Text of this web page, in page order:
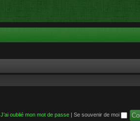
J’ai oublié mon mot de passe Se souvenir de moi